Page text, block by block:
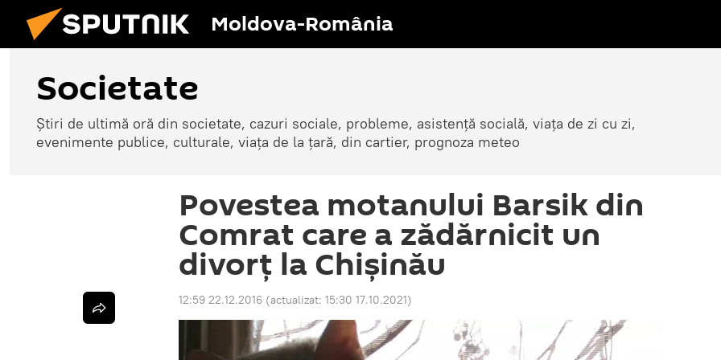
Moldova-România
Societate
Știri de ultimă oră din societate, cazuri sociale, probleme, asistență socială, viața de zi cu zi,
evenimente publice, culturale, viața de la țară, din cartier, prognoza meteo
Povestea motanului Barsik din
Comrat care a zădărnicit un
divorț la Chișinău
12:59 22.12.2016 (actualizat: 15:30 17.10.2021)